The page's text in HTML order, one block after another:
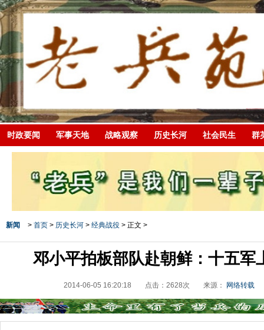
时政要闻 军事天地 战略观察 历史长河 社会民生 群
新闻 > 首页 > 历史长河 > 经典战役 > 正文 >
邓小平拍板部队赴朝鲜：十五军
2014-06-05 16:20:18 点击： 2628次 来源： 网络转载